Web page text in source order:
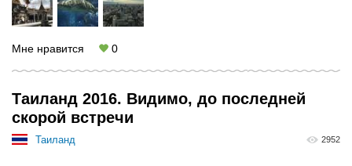
Мне нравится 0
Таиланд 2016. Видимо, до последней
скорой встречи
Таиланд 2952